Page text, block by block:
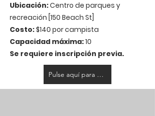
Ubicación:Centro de parques y
recreación [150 Beach St]
Costo:$140 por campista
Capacidad máxima:10
Se requiere inscripción previa.
Pulse aquí para registrarse